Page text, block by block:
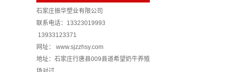
石家庄振华塑业有限公司
联系电话：13323019993
13933123371
网址： www.sjzzhsy.com
地址：石家庄行唐县009县道希望奶牛养殖